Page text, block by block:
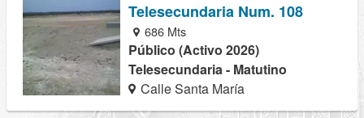
Telesecundaria Num. 108
686 Mts
Público (Activo 2026)
Telesecundaria - Matutino
Calle Santa María